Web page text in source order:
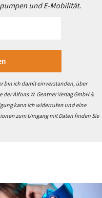
und E-Mobilität.
bin ich damit einverstanden, über
Alfons W. Gentner Verlag GmbH &
kann ich widerrufen und eine
zum Umgang mit Daten finden Sie